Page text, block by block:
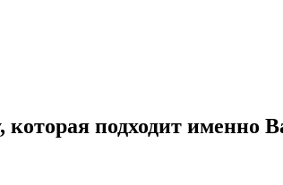
подходит именно